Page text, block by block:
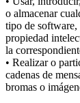
o almacenar
tipo de
propiedad
la
• Realizar o
cadenas de
bromas o